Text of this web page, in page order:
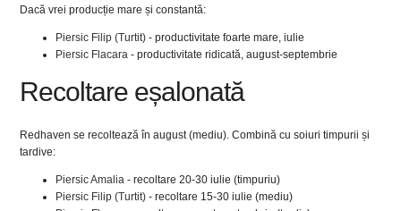
Dacă vrei producție mare și constantă:
Piersic Filip (Turtit) - productivitate foarte mare, iulie
Piersic Flacara - productivitate ridicată, august-septembrie
Recoltare eșalonată
Redhaven se recoltează în august (mediu). Combină cu soiuri timpurii și
tardive:
Piersic Amalia - recoltare 20-30 iulie (timpuriu)
Piersic Filip (Turtit) - recoltare 15-30 iulie (mediu)